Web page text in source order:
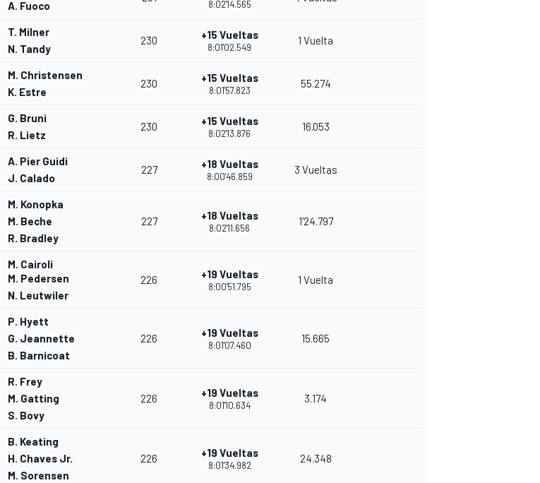
A. Fuoco
8:02'14.565
T. Milner
N. Tandy
230 +15 Vueltas
8:01'02.549
1 Vuelta
M. Christensen
K. Estre
230 +15 Vueltas
8:01'57.823
55.274
G. Bruni
R. Lietz
230 +15 Vueltas
8:02'13.876
16.053
A. Pier Guidi
J. Calado
227 +18 Vueltas
8:00'46.859
3 Vueltas
M. Konopka
M. Beche
R. Bradley
227 +18 Vueltas
8:02'11.656
1'24.797
M. Cairoli
M. Pedersen
N. Leutwiler
226 +19 Vueltas
8:00'51.795
1 Vuelta
P. Hyett
G. Jeannette
B. Barnicoat
226 +19 Vueltas
8:01'07.460
15.665
R. Frey
M. Gatting
S. Bovy
226 +19 Vueltas
8:01'10.634
3.174
B. Keating
H. Chaves Jr.
M. Sorensen
226 +19 Vueltas
8:01'34.982
24.348